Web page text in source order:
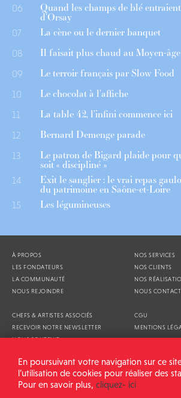
06 Quand les champs de blé
d’Orsay
07 La cène ou le dernier banquet
08 Il faisait plus chaud au Moyen-âge
09 Le terroir français par Slow Food
10 Le chocolat à l’affiche
11 La table 42, l’infini commence ici
12 Bernard Demenge parade
13 Le patron de Bigard plaide pour
soit « discipliné »
14 Exit le sanglier : le vrai repas
du patrimoine en Saône-et-Loire
15 Les légumineuses
À PROPOS
LES FONDATEURS
LA COMMUNAUTÉ
NOUS REJOINDRE
NOS SERVICES
NOS CLIENTS
NOS
NOUS
CHEFS & ARTISTES ASSOCIÉS
RECEVOIR NOTRE NEWSLETTER
NOUS SOUTENIR
CGU
MENTIONS
ALIMENTATION GÉNÉRALE © 2026
En poursuivant votre navigation sur ce
l’utilisation de cookies pour réaliser des
Pour en savoir plus, cliquez- ici